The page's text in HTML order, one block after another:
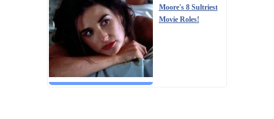
Moore's 8 Sultriest
Movie Roles!